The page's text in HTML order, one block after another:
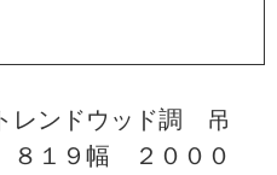
レンドウッド調 吊
１９幅 ２０００